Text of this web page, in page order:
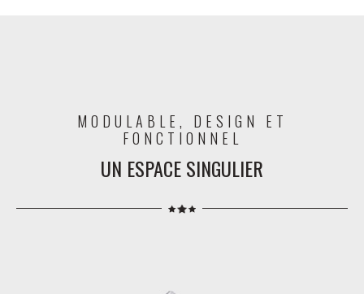
MODULABLE, DESIGN ET
FONCTIONNEL
UN ESPACE SINGULIER